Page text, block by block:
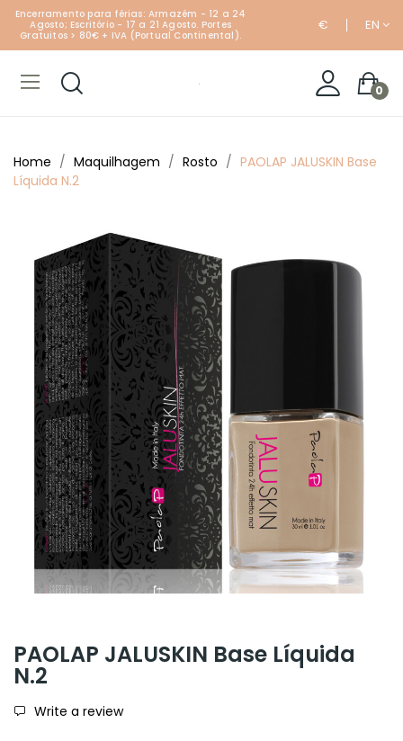
Encerramento para férias: Armazém - 12 a 24
Agosto; Escritório - 17 a 21 Agosto. Portes
Gratuitos > 80€ + IVA (Portual Continental).
€ EN
0
Home Maquilhagem Rosto
PAOLAP JALUSKIN Base
Líquida N.2
PAOLAP JALUSKIN Base Líquida
N.2
Write a review